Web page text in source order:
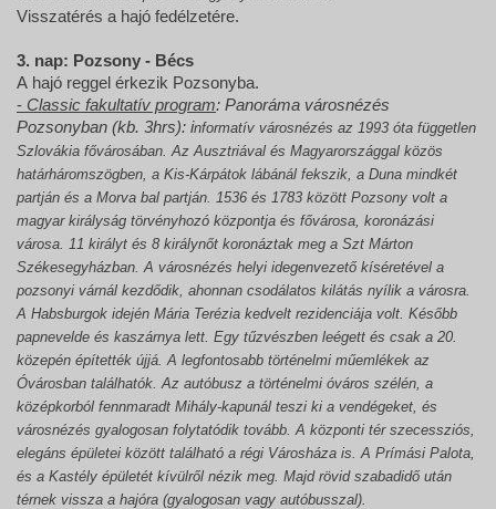
Visszatérés a hajó fedélzetére.
3. nap: Pozsony - Bécs
A hajó reggel érkezik Pozsonyba.
- Classic fakultatív program: Panoráma városnézés
Pozsonyban (kb. 3hrs): informatív városnézés az 1993 óta független
Szlovákia fővárosában. Az Ausztriával és Magyarországgal közös
határháromszögben, a Kis-Kárpátok lábánál fekszik, a Duna mindkét
partján és a Morva bal partján. 1536 és 1783 között Pozsony volt a
magyar királyság törvényhozó központja és fővárosa, koronázási
városa. 11 királyt és 8 királynőt koronáztak meg a Szt Márton
Székesegyházban. A városnézés helyi idegenvezető kíséretével a
pozsonyi várnál kezdődik, ahonnan csodálatos kilátás nyílik a városra.
A Habsburgok idején Mária Terézia kedvelt rezidenciája volt. Később
papnevelde és kaszárnya lett. Egy tűzvészben leégett és csak a 20.
közepén építették újjá. A legfontosabb történelmi műemlékek az
Óvárosban találhatók. Az autóbusz a történelmi óváros szélén, a
középkorból fennmaradt Mihály-kapunál teszi ki a vendégeket, és
városnézés gyalogosan folytatódik tovább. A központi tér szecessziós,
elegáns épületei között található a régi Városháza is. A Prímási Palota,
és a Kastély épületét kívülről nézik meg. Majd rövid szabadidő után
térnek vissza a hajóra (gyalogosan vagy autóbusszal).